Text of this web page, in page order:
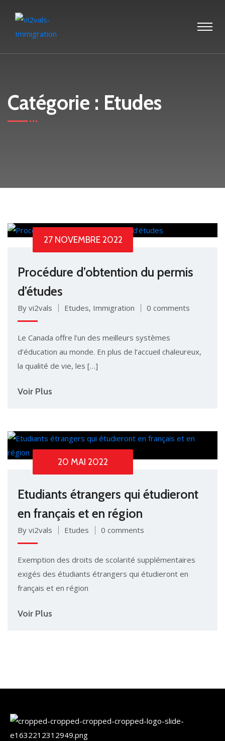
Catégorie : Etudes
27 NOVEMBRE 2022
Procédure d’obtention du permis
d’études
By vi2vals Etudes, Immigration 0 comments
Le Canada offre l’un des meilleurs systèmes
d’éducation au monde. En plus de l’accueil chaleureux,
la qualité de vie, les […]
Voir Plus
20 MAI 2022
Etudiants étrangers qui étudieront
en français et en région
By vi2vals Etudes 0 comments
Exemption des droits de scolarité supplémentaires
exigés des étudiants étrangers qui étudieront en
français et en région
Voir Plus